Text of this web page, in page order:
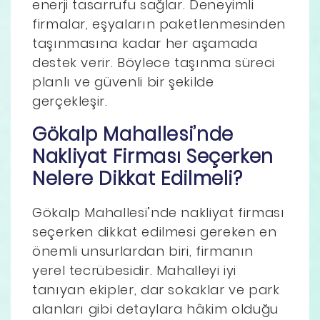
enerji tasarrufu sağlar. Deneyimli
firmalar, eşyaların paketlenmesinden
taşınmasına kadar her aşamada
destek verir. Böylece taşınma süreci
planlı ve güvenli bir şekilde
gerçekleşir.
Gökalp Mahallesi’nde
Nakliyat Firması Seçerken
Nelere Dikkat Edilmeli?
Gökalp Mahallesi’nde nakliyat firması
seçerken dikkat edilmesi gereken en
önemli unsurlardan biri, firmanın
yerel tecrübesidir. Mahalleyi iyi
tanıyan ekipler, dar sokaklar ve park
alanları gibi detaylara hâkim olduğu